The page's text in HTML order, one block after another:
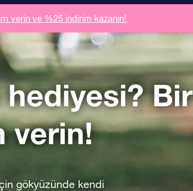
verin ve %25 indirim kazanın!
hediyesi? Bir
verin!
gökyüzünde kendi